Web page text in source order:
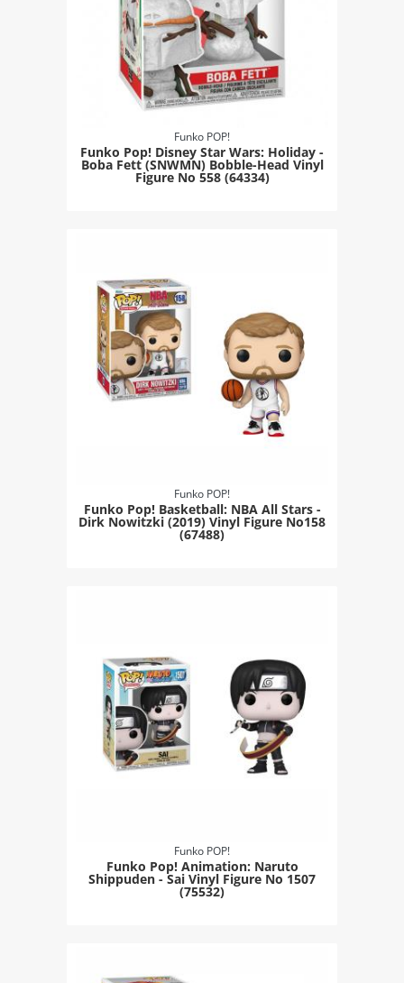
Funko POP!
Funko Pop! Disney Star Wars: Holiday -
Boba Fett (SNWMN) Bobble-Head Vinyl
Figure Νο 558 (64334)
Funko POP!
Funko Pop! Basketball: NBA All Stars -
Dirk Nowitzki (2019) Vinyl Figure No158
(67488)
Funko POP!
Funko Pop! Animation: Naruto
Shippuden - Sai Vinyl Figure Νο 1507
(75532)